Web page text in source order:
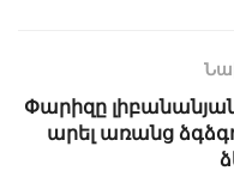
Փարիզը լիբանանյան
արել առանց